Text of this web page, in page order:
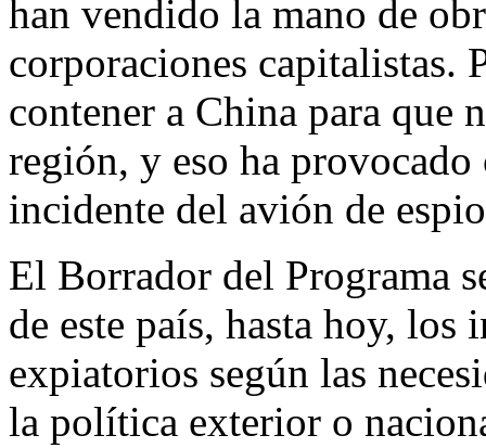
han vendido la mano de
corporaciones capitalistas.
contener a China para que
región, y eso ha
incidente del avión de
El Borrador del Programa
de este país, hasta hoy,
expiatorios según las
la política exterior o